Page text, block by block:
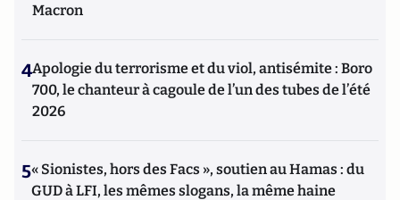
Macron
4Apologie du terrorisme et du viol, antisémite : Boro
700, le chanteur à cagoule de l’un des tubes de l’été
2026
5« Sionistes, hors des Facs », soutien au Hamas : du
GUD à LFI, les mêmes slogans, la même haine